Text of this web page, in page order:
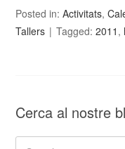
Posted in:Activitats,
Tallers
Tagged:2011 ,
Cerca al nostre